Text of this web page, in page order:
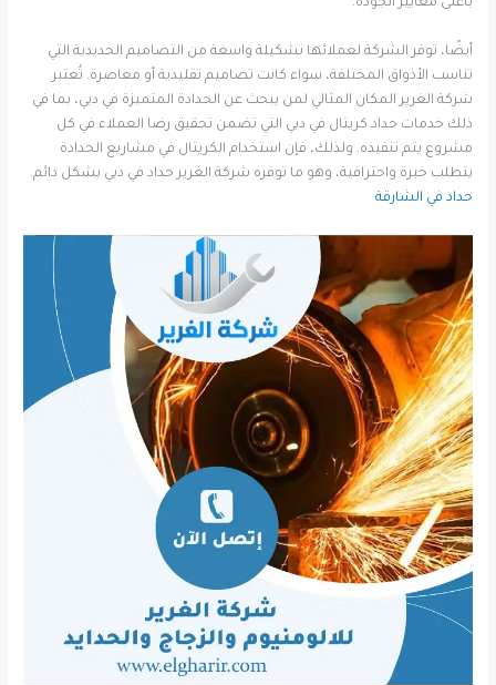
بأعلى معايير الجودة.
أيضًا، توفر الشركة لعملائها تشكيلة واسعة من التصاميم الحديدية التي
تناسب الأذواق المختلفة، سواء كانت تصاميم تقليدية أو معاصرة. تُعتبر
شركة الغرير المكان المثالي لمن يبحث عن الحدادة المتميزة في دبي، بما في
ذلك خدمات حداد كريتال في دبي التي تضمن تحقيق رضا العملاء في كل
مشروع يتم تنفيذه. ولذلك، فإن استخدام الكريتال في مشاريع الحدادة
يتطلب خبرة واحترافية، وهو ما توفره شركة الغرير حداد في دبي بشكل دائم.
حداد في الشارقة